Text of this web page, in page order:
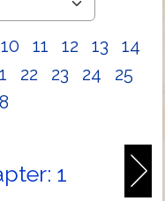
10 11 12 13
14
22 23 24
25
1